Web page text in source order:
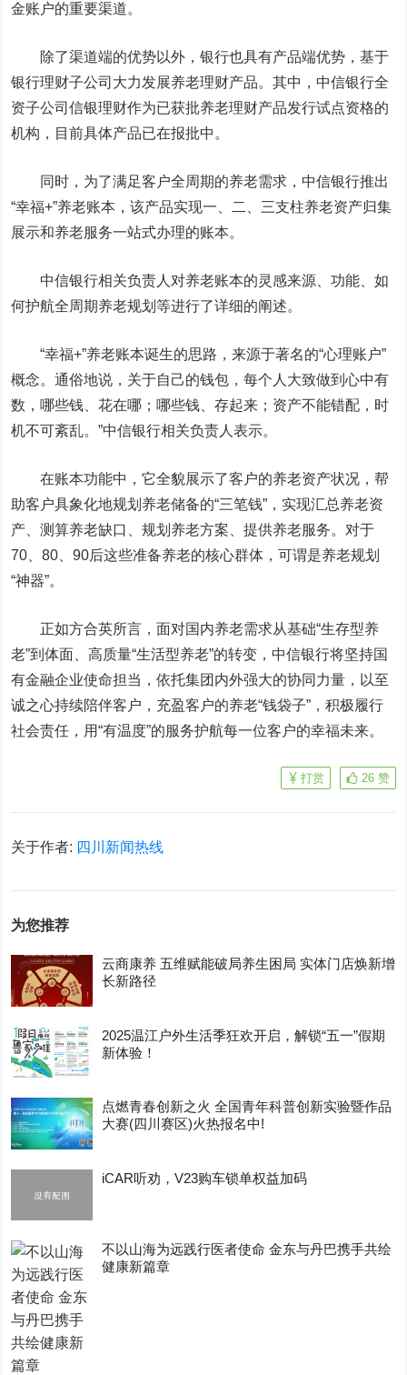
金账户的重要渠道。
除了渠道端的优势以外，银行也具有产品端优势，基于
银行理财子公司大力发展养老理财产品。其中，中信银行全
资子公司信银理财作为已获批养老理财产品发行试点资格的
机构，目前具体产品已在报批中。
同时，为了满足客户全周期的养老需求，中信银行推出
“幸福+”养老账本，该产品实现一、二、三支柱养老资产归集
展示和养老服务一站式办理的账本。
中信银行相关负责人对养老账本的灵感来源、功能、如
何护航全周期养老规划等进行了详细的阐述。
“幸福+”养老账本诞生的思路，来源于著名的“心理账户”
概念。通俗地说，关于自己的钱包，每个人大致做到心中有
数，哪些钱、花在哪；哪些钱、存起来；资产不能错配，时
机不可紊乱。”中信银行相关负责人表示。
在账本功能中，它全貌展示了客户的养老资产状况，帮
助客户具象化地规划养老储备的“三笔钱”，实现汇总养老资
产、测算养老缺口、规划养老方案、提供养老服务。对于
70、80、90后这些准备养老的核心群体，可谓是养老规划
“神器”。
正如方合英所言，面对国内养老需求从基础“生存型养
老”到体面、高质量“生活型养老”的转变，中信银行将坚持国
有金融企业使命担当，依托集团内外强大的协同力量，以至
诚之心持续陪伴客户，充盈客户的养老“钱袋子”，积极履行
社会责任，用“有温度”的服务护航每一位客户的幸福未来。
26 赞
打赏
关于作者: 四川新闻热线
为您推荐
云商康养 五维赋能破局养生困局 实体门店焕新增
长新路径
2025温江户外生活季狂欢开启，解锁“五一”假期
新体验！
点燃青春创新之火 全国青年科普创新实验暨作品
大赛(四川赛区)火热报名中!
iCAR听劝，V23购车锁单权益加码
不以山海为远践行医者使命 金东与丹巴携手共绘
健康新篇章